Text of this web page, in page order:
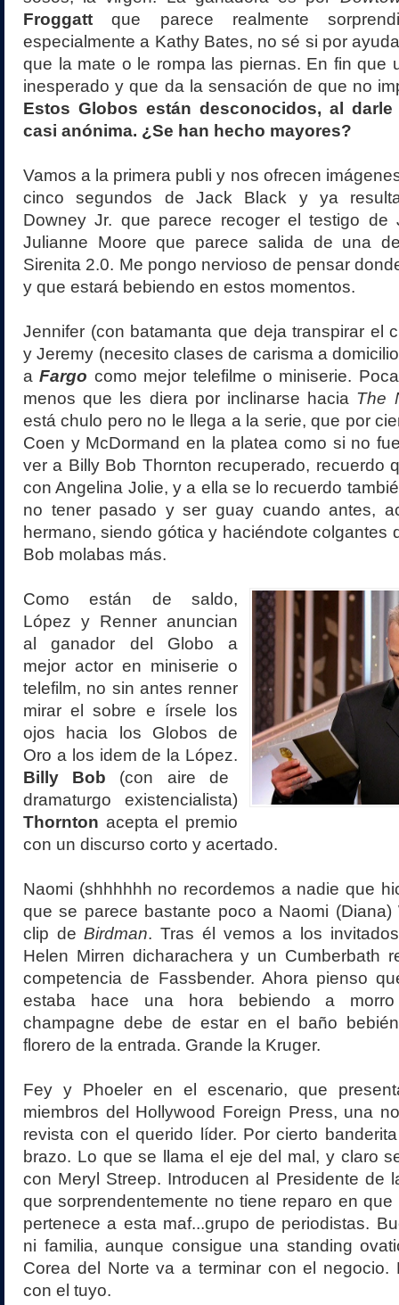
Froggatt que parece realmente
especialmente a Kathy Bates, no sé si por
que la mate o le rompa las piernas. En fin que
inesperado y que da la sensación de que no
Estos Globos están desconocidos, al
casi anónima. ¿Se han hecho mayores?
Vamos a la primera publi y nos ofrecen
cinco segundos de Jack Black y ya
Downey Jr. que parece recoger el testigo de
Julianne Moore que parece salida de una
Sirenita 2.0. Me pongo nervioso de pensar
y que estará bebiendo en estos momentos.
Jennifer (con batamanta que deja transpirar el
y Jeremy (necesito clases de carisma a
aFargo como mejor telefilme o miniserie.
menos que les diera por inclinarse hacia The
está chulo pero no le llega a la serie, que por
Coen y McDormand en la platea como si no
ver a Billy Bob Thornton recuperado, recuerdo
con Angelina Jolie, y a ella se lo recuerdo
no tener pasado y ser guay cuando antes,
hermano, siendo gótica y haciéndote colgantes
Bob molabas más.
Como están de saldo,
López y Renner anuncian
al ganador del Globo a
mejor actor en miniserie o
telefilm, no sin antes renner
mirar el sobre e írsele los
ojos hacia los Globos de
Oro a los idem de la López.
Billy Bob (con aire de
dramaturgo existencialista)
Thornton acepta el premio
con un discurso corto y acertado.
Naomi (shhhhhh no recordemos a nadie que
que se parece bastante poco a Naomi (Diana)
clip deBirdman. Tras él vemos a los
Helen Mirren dicharachera y un Cumberbath
competencia de Fassbender. Ahora pienso
estaba hace una hora bebiendo a
champagne debe de estar en el baño
florero de la entrada. Grande la Kruger.
Fey y Phoeler en el escenario, que
miembros del Hollywood Foreign Press, una
revista con el querido líder. Por cierto
brazo. Lo que se llama el eje del mal, y claro
con Meryl Streep. Introducen al Presidente de
que sorprendentemente no tiene reparo en
pertenece a esta maf...grupo de periodistas.
ni familia, aunque consigue una standing
Corea del Norte va a terminar con el negocio.
con el tuyo.